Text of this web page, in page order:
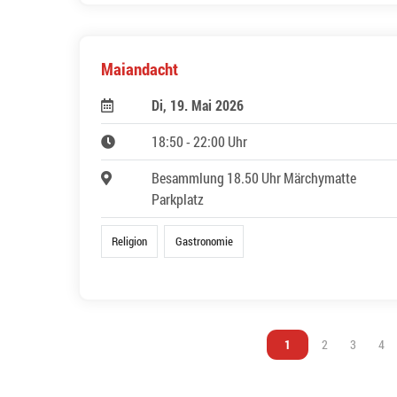
Maiandacht
Di, 19. Mai 2026
18:50 - 22:00 Uhr
Besammlung 18.50 Uhr Märchymatte
Parkplatz
Religion Gastronomie
Vous êtes sur la page
1 Vous êtes sur la
2 Vous êtes
3 4